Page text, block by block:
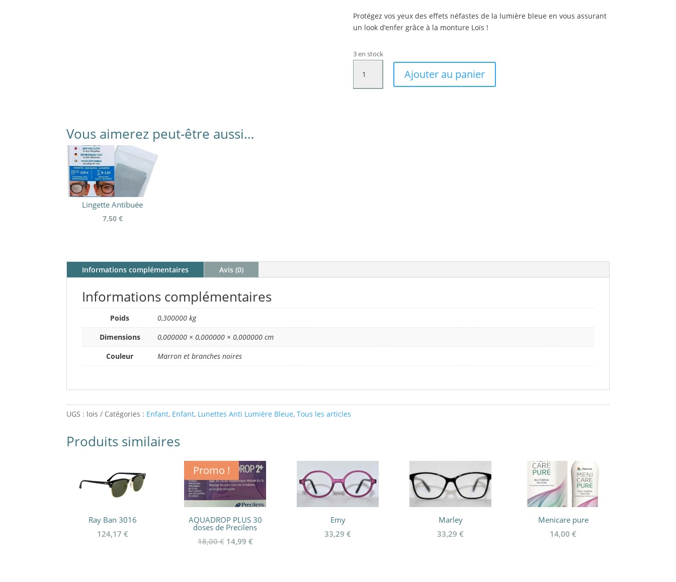
Protégez vos yeux des effets néfastes de la lumière bleue en vous assurant
un look d’enfer grâce à la monture Loïs !
3 en stock
Loïs
Ajouter au panier
Vous aimerez peut-être aussi…
Lingette Antibuée
7,50 €
Informations complémentaires Avis (0)
Informations complémentaires
Poids
0,300000 kg
Dimensions
0,000000 × 0,000000 × 0,000000 cm
Couleur
Marron et branches noires
UGS : lois Catégories : Enfant, Enfant, Lunettes Anti Lumière Bleue, Tous les articles
Produits similaires
Ray Ban 3016
124,17 €
Promo !
AQUADROP PLUS 30
doses de Precilens
18,00€ Le
14,99 €Le
Emy
33,29€
Marley
33,29€
Menicare pure
14,00€